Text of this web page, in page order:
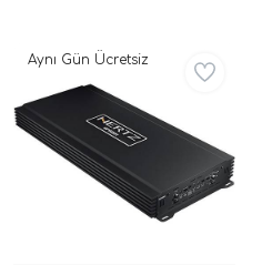
Aynı Gün Ücretsiz